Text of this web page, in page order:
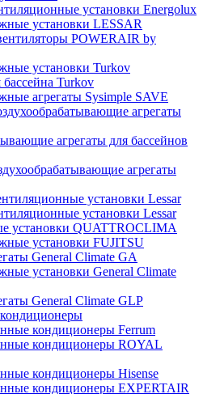
установки Energolux
установки LESSAR
POWERAIR by
установки Turkov
Turkov
агрегаты Sysimple SAVE
агрегаты
агрегаты для бассейнов
агрегаты
установки Lessar
установки Lessar
установки QUATTROCLIMA
установки FUJITSU
General Climate GA
установки General Climate
General Climate GLP
кондиционеры Ferrum
кондиционеры ROYAL
кондиционеры Hisense
кондиционеры EXPERTAIR